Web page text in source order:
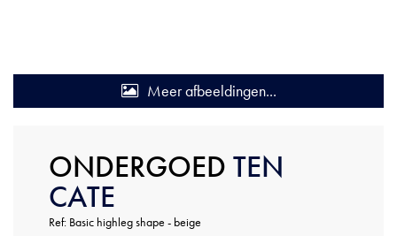
Meer afbeeldingen...
ONDERGOED TEN
CATE
Ref: Basic highleg shape - beige